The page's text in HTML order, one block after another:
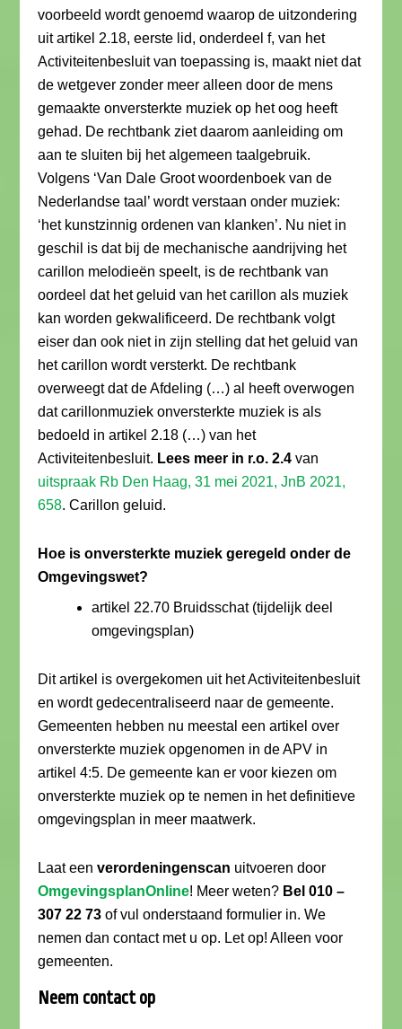
voorbeeld wordt genoemd waarop de uitzondering
uit artikel 2.18, eerste lid, onderdeel f, van het
Activiteitenbesluit van toepassing is, maakt niet dat
de wetgever zonder meer alleen door de mens
gemaakte onversterkte muziek op het oog heeft
gehad. De rechtbank ziet daarom aanleiding om
aan te sluiten bij het algemeen taalgebruik.
Volgens ‘Van Dale Groot woordenboek van de
Nederlandse taal’ wordt verstaan onder muziek:
‘het kunstzinnig ordenen van klanken’. Nu niet in
geschil is dat bij de mechanische aandrijving het
carillon melodieën speelt, is de rechtbank van
oordeel dat het geluid van het carillon als muziek
kan worden gekwalificeerd. De rechtbank volgt
eiser dan ook niet in zijn stelling dat het geluid van
het carillon wordt versterkt. De rechtbank
overweegt dat de Afdeling (…) al heeft overwogen
dat carillonmuziek onversterkte muziek is als
bedoeld in artikel 2.18 (…) van het
Activiteitenbesluit. Lees meer in r.o. 2.4 van
uitspraak Rb Den Haag, 31 mei 2021, JnB 2021,
658. Carillon geluid.
Hoe is onversterkte muziek geregeld onder de
Omgevingswet?
artikel 22.70 Bruidsschat (tijdelijk deel
omgevingsplan)
Dit artikel is overgekomen uit het Activiteitenbesluit
en wordt gedecentraliseerd naar de gemeente.
Gemeenten hebben nu meestal een artikel over
onversterkte muziek opgenomen in de APV in
artikel 4:5. De gemeente kan er voor kiezen om
onversterkte muziek op te nemen in het definitieve
omgevingsplan in meer maatwerk.
Laat eenverordeningenscan uitvoeren door
OmgevingsplanOnline! Meer weten? Bel 010 –
307 22 73 of vul onderstaand formulier in. We
nemen dan contact met u op. Let op! Alleen voor
gemeenten.
Neem contact op